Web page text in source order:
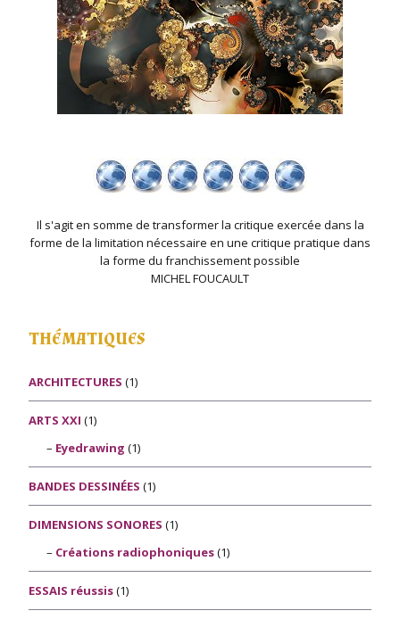
Il s'agit en somme de transformer la critique exercée dans la
forme de la limitation nécessaire en une critique pratique dans
la forme du franchissement possible
MICHEL FOUCAULT
THÉMATIQUES
ARCHITECTURES (1)
ARTS XXI (1)
Eyedrawing (1)
BANDES DESSINÉES (1)
DIMENSIONS SONORES (1)
Créations radiophoniques(1)
ESSAIS réussis(1)